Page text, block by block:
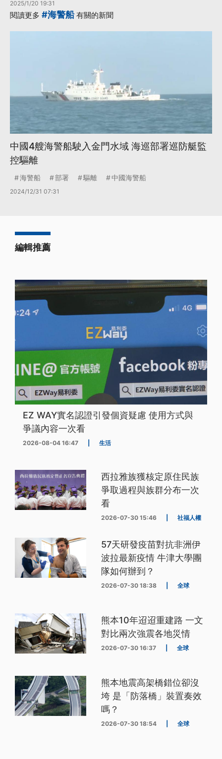
2025/1/20 19:31
閱讀更多 #海警船有關的新聞
中國4艘海警船駛入金門水域 海巡部署巡防艇監
控驅離
海警船 部署 驅離 中國海警船
2024/12/31 07:31
編輯推薦
EZ WAY實名認證引發個資疑慮 使用方式與
爭議內容一次看
2026-08-04 16:47 生活
西拉雅族獲核定原住民族
爭取過程與族群分布一次
看
2026-07-30 15:46 社福人權
57天研發疫苗對抗非洲伊
波拉最新疫情 牛津大學團
隊如何辦到？
2026-07-30 18:38 全球
熊本10年迢迢重建路 一文
對比兩次強震各地災情
2026-07-30 16:37 全球
熊本地震高架橋錯位卻沒
垮 是「防落橋」裝置奏效
嗎？
2026-07-30 18:54 全球